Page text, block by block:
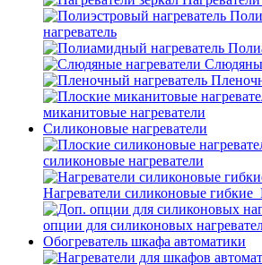
нагреватель
миканитовые нагреватели
Силиконовые нагреватели
силиконовые нагреватели
Нагреватели силиконовые
опции для силиконовых
Обогреватель шкафа автоматики